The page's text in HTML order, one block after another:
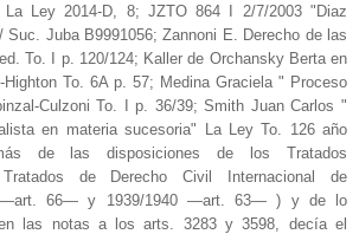
La Ley 2014-D, 8; JZTO 864 I 2/7/2003 "Diaz
Suc. Juba B9991056; Zannoni E. Derecho de las
To. I p. 120/124; Kaller de Orchansky Berta en
To. 6A p. 57; Medina Graciela " Proceso
Culzoni To. I p. 36/39; Smith Juan Carlos "
en materia sucesoria" La Ley To. 126 año
de las disposiciones de los Tratados
Tratados de Derecho Civil Internacional de
—art. 66— y 1939/1940 —art. 63— ) y de lo
las notas a los arts. 3283 y 3598, decía el